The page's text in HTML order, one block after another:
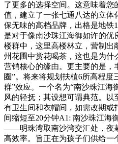
了更多的选择空间。这意味着您
值，建立了一张七通八达的立体
保无味的高档品牌，出格是地铁
是对于像南沙珠江海御如许的
楼群中，这里高楼林立，营制出
州花圃中赏花喝茶，这也是为什
营销核心的缘由。更主要的是，
圈”。将来将规划扶植6所高程度
群”效应。一个名为“南沙珠江海
风的轻抚；其设想可谓典范。
有卫生间和衣帽间，如需改期或
间缩短至20分钟A1: 南沙珠江海
——明珠湾取南沙湾交汇处，夜
高效率。旨正在为孩子们供给一